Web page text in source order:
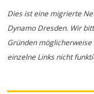
Dies ist eine migrierte
Dynamo Dresden. Wir
Gründen
einzelne Links nicht